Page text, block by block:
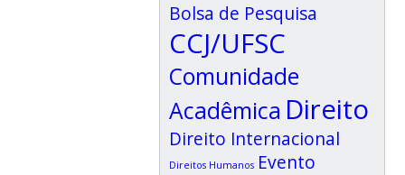
Bolsa de Pesquisa
CCJ/UFSC
Comunidade
Acadêmica Direito
Direito Internacional
Direitos Humanos Evento